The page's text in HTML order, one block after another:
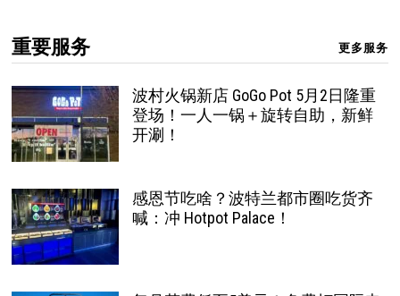
重要服务 更多服务
波村火锅新店 GoGo Pot 5月2日隆重
登场！一人一锅＋旋转自助，新鲜
开涮！
感恩节吃啥？波特兰都市圈吃货齐
喊：冲 Hotpot Palace！